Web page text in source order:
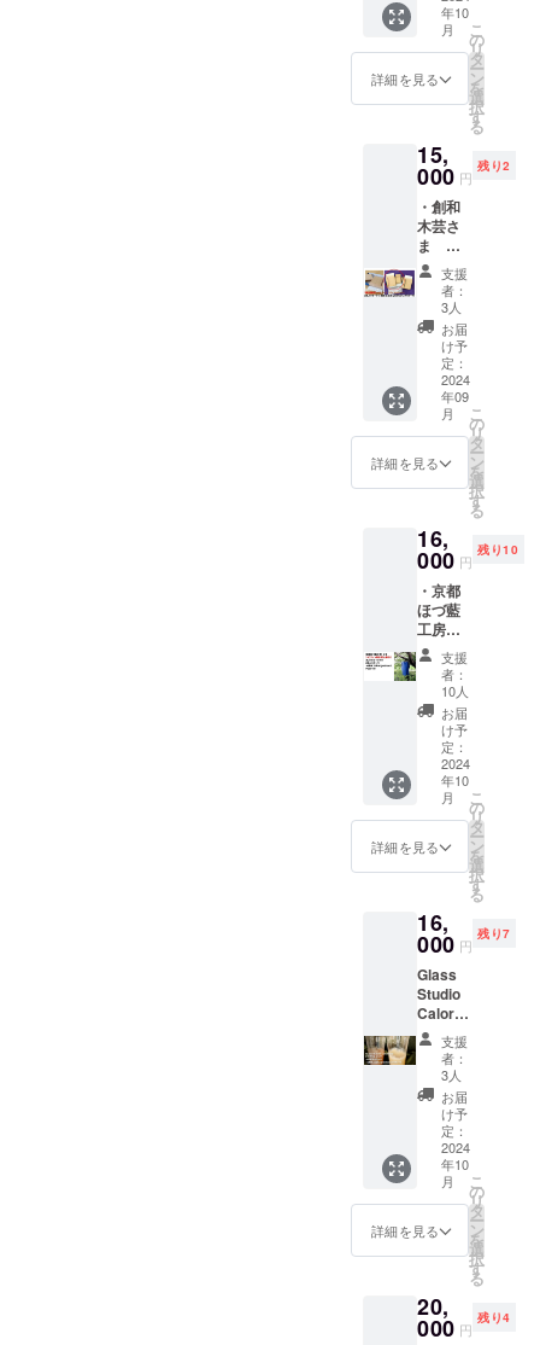
別色の
紺を追
加しま
しかし
前が限
格でし
たので
提示価
格変更
になっ
てま
す。ご
注意く
ださ
い。 サ
イズ:
W(40+1
0)cm×H
32.5cm
素材: 布
いズボ
ンは持
参可能
最近の
経験と
〇ス
テー〇
やホテ
ル朝食
ビュッ
フェ、
が〇こ
などで
のバッ
シング
や洗い
場の担
当をし
ていま
す。ご
際に
は、備
業種や
具体的
な手伝
い内容
をご記
入いた
だける
と助か
りま
す。
がござ
いま
らかじ
めご了
せ。 ●
匁とは
重さの
こと
で、１
匁＝
3.75gで
す。
ステッ
カーと
週末工
芸ス
気持ち
を込め
た、お
礼の
メッ
セージ
動画の
ＵＲＬ
をお送
りいた
しま
す。 支
援画面
にて、
支援金
乗せが
可能で
協力の
ほどよ
ろしく
お願い
いたし
ます。
50mm×
50mm
） ・週
末工芸
テッ
カーサ
イズ：
約
50mm×
50mm
） 前田
さまよ
りクラ
ウド
ファン
ディン
グの返
礼品と
して
「枡」
を提供
彫前田
工房
は、日
本の伝
統的な
木彫技
術を守
りつ
つ、新
しい価
値を創
造して
いま
す。今
回の枡
ノキの
香りと
徴で、
特別な
贈り物
として
も最適
です。
自然の
優しい
雰囲気
をもた
らし、
エコな
パッ
ケージ
として
があり
ます。
の彫り
物は選
コード
を添付
いたし
ます。
・株式
会社
nのス
テッ
カー
（ス
テッ
カーサ
イズ：
50mm×
50mm
） ・週
末工芸
ステッ
カー
（ス
テッ
カーサ
50mm
） 蘇
嶐窯さ
まから
クラウ
ドファ
ンディ
ングの
返礼品
とし
て、な
らでは
の特別
なミニ
縄文土
偶をご
用意し
た。4色
のマッ
トな白
せた5色
から自
由に選
んでい
ただ
き、そ
の後特
別に釉
薬をか
けて出
荷しま
す。蘇
まの作
品は、
う独特
の技法
年10
月
詳細を見る
こ
の
リ
タ
ー
ン
を
選
択
す
る
15,
000 円
残り2
・創和
木芸さ
ま 名
刺ケー
ス
（パー
プル
ハー
ト）※写
真左 ・
お礼の
動画
URLを
書いた
URL又
はQR
を添付
いたし
ます。
・株式
会社
Qretho
nのス
テッ
カー
（ス
テッ
カーサ
イズ：
50mm×
50mm
） ・週
（ス
テッ
カーサ
イズ：
約
50mm×
50mm
にクラ
ウド
ファン
ディン
グの返
礼品と
して提
供され
る北川
ケース
は、ブ
支援
者：
3人
お届
け予
定：
2024
年09
月
詳細を見る
こ
の
リ
タ
ー
ン
を
選
択
す
る
16,
000 円
残り10
・京都
ほづ藍
工房さ
ま オ
リジナ
ルＴ
シャツ
・お礼
の動画
URLを
書いた
URL又
はQR
コード
を添付
いたし
・株式
会社
Qretho
nのス
テッ
カー
（ス
テッ
カーサ
イズ：
50mm×
50mm
） ・週
末工芸
ステッ
カー
イズ：
約
支援
者：
10人
お届
け予
定：
2024
年10
月
詳細を見る
こ
の
リ
タ
ー
ン
を
選
択
す
る
16,
000 円
残り7
Glass
Studio
Calore
さま
・ビア
グラ
ス
~sou~
（ペ
ア） ・
お礼の
動画
URLを
書いた
URL又
はQR
を添付
いたし
支援
者：
3人
お届
け予
定：
2024
年10
月
詳細を見る
こ
の
リ
タ
ー
ン
を
選
択
す
る
20,
000 円
残り4